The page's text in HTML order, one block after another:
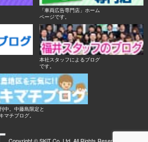
「車両広告専門店」ホーム
ページです。
本社スタッフによるブログ
です。
中。中藤島限定と
マチブログ。